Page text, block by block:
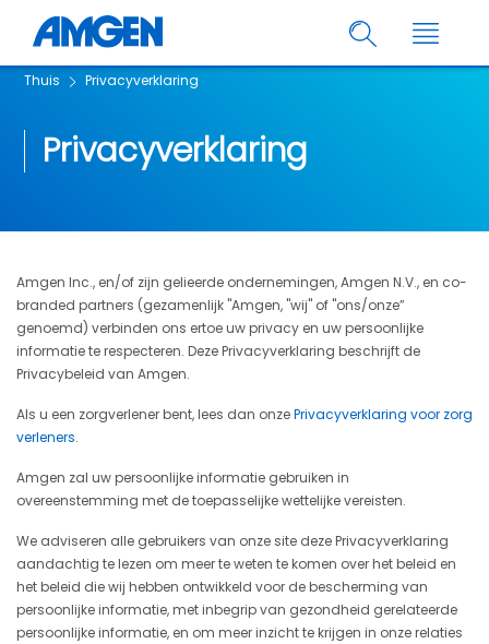
Thuis Privacyverklaring
Privacyverklaring
Amgen Inc., en/of zijn gelieerde ondernemingen, Amgen N.V., en co-
branded partners (gezamenlijk "Amgen, "wij" of "ons/onze”
genoemd) verbinden ons ertoe uw privacy en uw persoonlijke
informatie te respecteren. Deze Privacyverklaring beschrijft de
Privacybeleid van Amgen.
Als u een zorgverlener bent, lees dan onzePrivacyverklaring voor zorg
verleners.
Amgen zal uw persoonlijke informatie gebruiken in
overeenstemming met de toepasselijke wettelijke vereisten.
We adviseren alle gebruikers van onze site deze Privacyverklaring
aandachtig te lezen om meer te weten te komen over het beleid en
het beleid die wij hebben ontwikkeld voor de bescherming van
persoonlijke informatie, met inbegrip van gezondheid gerelateerde
persoonlijke informatie, en om meer inzicht te krijgen in onze relaties